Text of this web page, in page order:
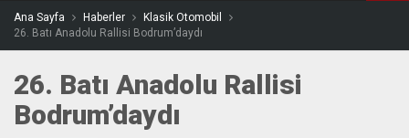
Ana Sayfa Haberler
Klasik Otomobil
26. Batı Anadolu Rallisi Bodrum’daydı
26. Batı Anadolu Rallisi
Bodrum’daydı